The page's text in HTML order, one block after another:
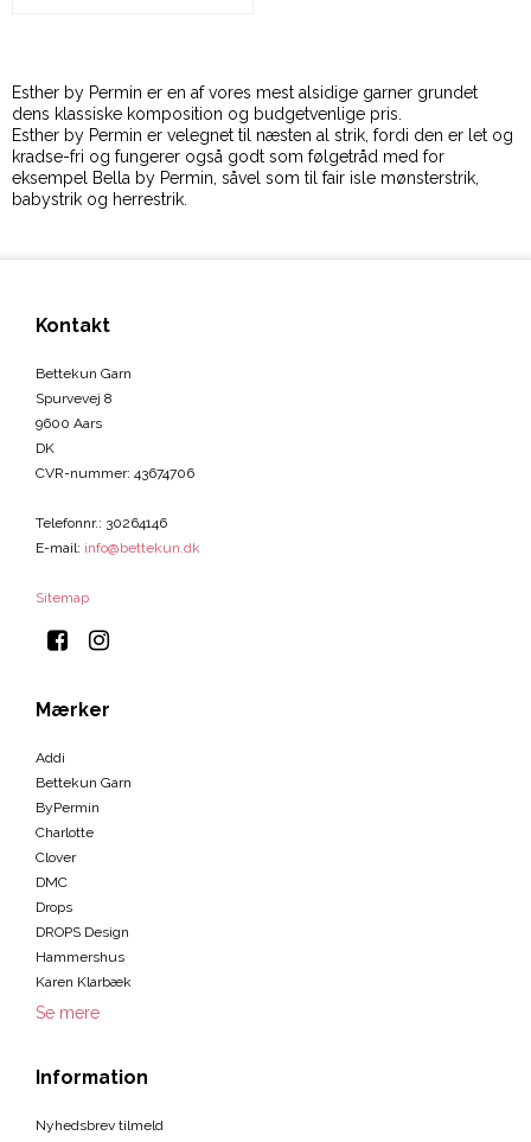
Esther by Permin er en af vores mest alsidige garner grundet
dens klassiske komposition og budgetvenlige pris.
Esther by Permin er velegnet til næsten al strik, fordi den er let og
kradse-fri og fungerer også godt som følgetråd med for
eksempel Bella by Permin, såvel som til fair isle mønsterstrik,
babystrik og herrestrik.
Kontakt
Bettekun Garn
Spurvevej 8
9600 Aars
DK
CVR-nummer: 43674706
Telefonnr.: 30264146
E-mail: info@bettekun.dk
Sitemap
Mærker
Addi
Bettekun Garn
ByPermin
Charlotte
Clover
DMC
Drops
DROPS Design
Hammershus
Karen Klarbæk
Se mere
Information
Nyhedsbrev tilmeld